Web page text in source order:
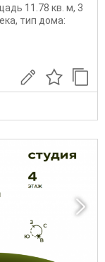
11.78 кв. м, 3
тип дома: